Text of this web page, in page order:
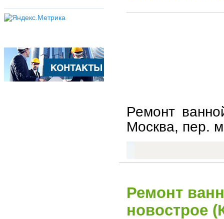
Ремонт
Москва, пер.
Ремонт
новострое